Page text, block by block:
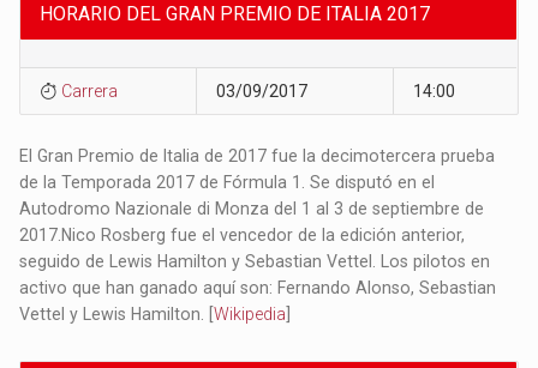
HORARIO DEL GRAN PREMIO DE ITALIA 2017
Carrera 03/09/2017 14:00
El Gran Premio de Italia de 2017 fue la decimotercera prueba
de la Temporada 2017 de Fórmula 1. Se disputó en el
Autodromo Nazionale di Monza del 1 al 3 de septiembre de
2017.​​ Nico Rosberg fue el vencedor de la edición anterior,
seguido de Lewis Hamilton y Sebastian Vettel. Los pilotos en
activo que han ganado aquí son: Fernando Alonso, Sebastian
Vettel y Lewis Hamilton. [Wikipedia